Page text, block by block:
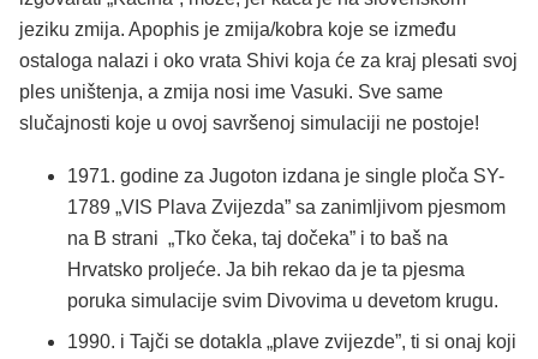
jeziku zmija. Apophis je zmija/kobra koje se između
ostaloga nalazi i oko vrata Shivi koja će za kraj plesati svoj
ples uništenja, a zmija nosi ime Vasuki. Sve same
slučajnosti koje u ovoj savršenoj simulaciji ne postoje!
1971. godine za Jugoton izdana je single ploča SY-
1789 „VIS Plava Zvijezda” sa zanimljivom pjesmom
na B strani „Tko čeka, taj dočeka” i to baš na
Hrvatsko proljeće. Ja bih rekao da je ta pjesma
poruka simulacije svim Divovima u devetom krugu.
1990. i Tajči se dotakla „plave zvijezde”, ti si onaj koji